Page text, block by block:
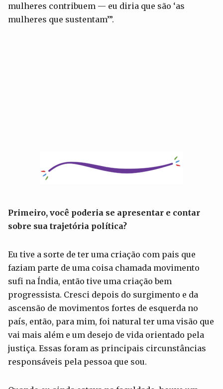
mulheres contribuem — eu diria que são ‘as
mulheres que sustentam’”.
Primeiro, você poderia se apresentar e contar
sobre sua trajetória política?
Eu tive a sorte de ter uma criação com pais que
faziam parte de uma coisa chamada movimento
sufi na Índia, então tive uma criação bem
progressista. Cresci depois do surgimento e da
ascensão de movimentos fortes de esquerda no
país, então, para mim, foi natural ter uma visão que
vai mais além e um desejo de vida orientado pela
justiça. Essas foram as principais circunstâncias
responsáveis pela pessoa que sou.